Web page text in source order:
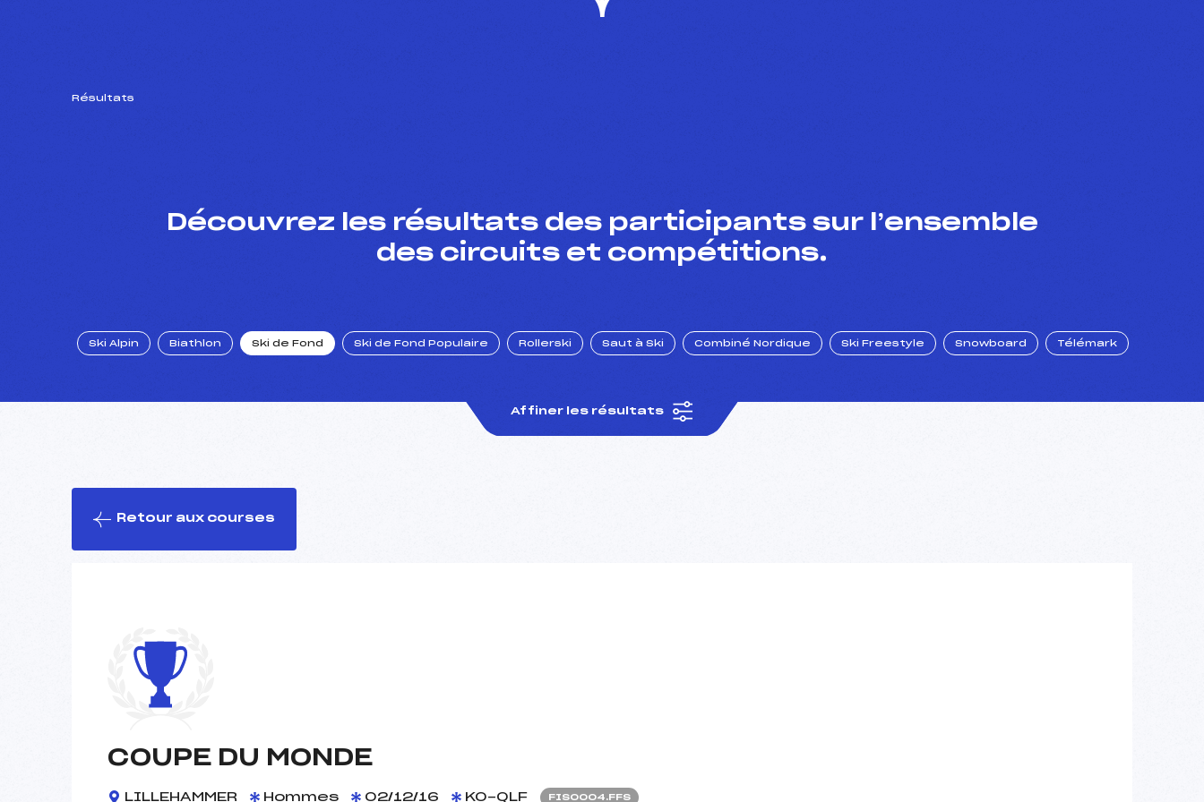
Résultats
Découvrez les résultats des participants sur l’ensemble
des circuits et compétitions.
Ski Alpin Biathlon Ski de Fond Ski de Fond Populaire Rollerski Saut à Ski Combiné Nordique Ski Freestyle Snowboard Télémark
Affiner les résultats
Retour aux courses
COUPE DU MONDE
LILLEHAMMER Hommes 02/12/16 KO-QLF FIS0004.FFS